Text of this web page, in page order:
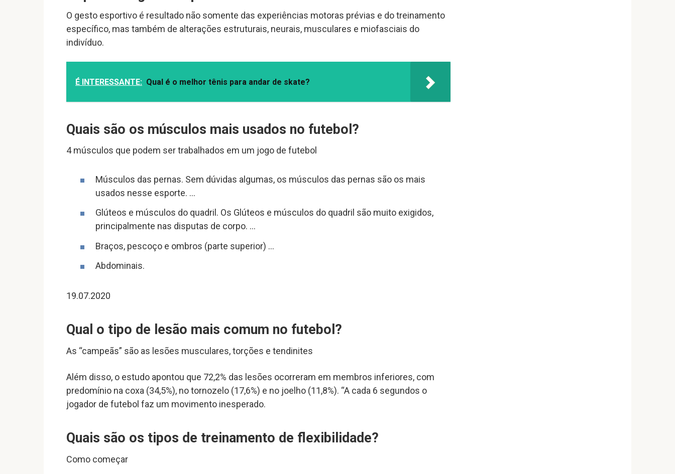
O gesto esportivo é resultado não somente das experiências motoras prévias e do treinamento
específico, mas também de alterações estruturais, neurais, musculares e miofasciais do
indivíduo.
É INTERESSANTE: Qual é o melhor tênis para andar de skate?
Quais são os músculos mais usados no futebol?
4 músculos que podem ser trabalhados em um jogo de futebol
Músculos das pernas. Sem dúvidas algumas, os músculos das pernas são os mais
usados nesse esporte. …
Glúteos e músculos do quadril. Os Glúteos e músculos do quadril são muito exigidos,
principalmente nas disputas de corpo. …
Braços, pescoço e ombros (parte superior) …
Abdominais.
19.07.2020
Qual o tipo de lesão mais comum no futebol?
As “campeãs” são as lesões musculares, torções e tendinites
Além disso, o estudo apontou que 72,2% das lesões ocorreram em membros inferiores, com
predomínio na coxa (34,5%), no tornozelo (17,6%) e no joelho (11,8%). “A cada 6 segundos o
jogador de futebol faz um movimento inesperado.
Quais são os tipos de treinamento de flexibilidade?
Como começar